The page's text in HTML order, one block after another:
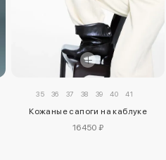
35 36 37 38 39 40 41
Кожаные сапоги на каблуке
16450 ₽